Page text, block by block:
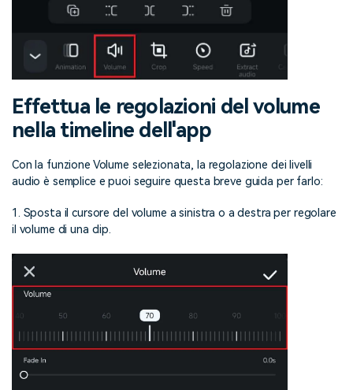
Effettua le regolazioni del volume
nella timeline dell'app
Con la funzione Volume selezionata, la regolazione dei livelli
audio è semplice e puoi seguire questa breve guida per farlo:
1. Sposta il cursore del volume a sinistra o a destra per regolare
il volume di una clip.